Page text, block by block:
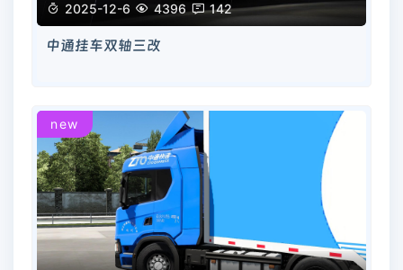
 2025-12-6  4396  142
中通挂车双轴三改
new